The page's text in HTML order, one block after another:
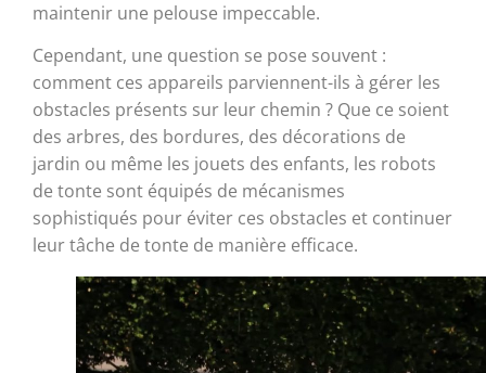
maintenir une pelouse impeccable.
Cependant, une question se pose souvent :
comment ces appareils parviennent-ils à gérer les
obstacles présents sur leur chemin ? Que ce soient
des arbres, des bordures, des décorations de
jardin ou même les jouets des enfants, les robots
de tonte sont équipés de mécanismes
sophistiqués pour éviter ces obstacles et continuer
leur tâche de tonte de manière efficace.